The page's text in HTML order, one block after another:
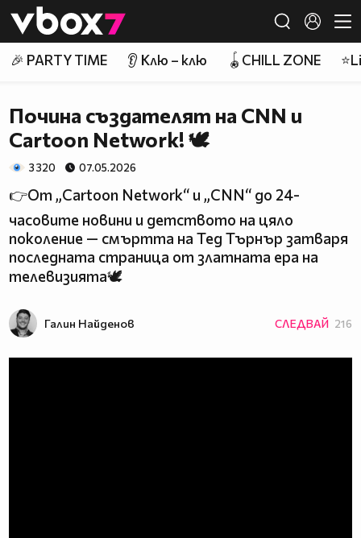
👾
🎉 PARTY TIME 👂 Клю – клю 🪀CHILL ZONE
Почина създателят на CNN и
Cartoon Network! 🕊️
3 320 07.05.2026
👉От „Cartoon Network“ и „CNN“ до 24-
часовите новини и детството на цяло
поколение — смъртта на Тед Търнър затваря
последната страница от златната ера на
телевизията🕊️
Галин Найденов СЛЕДВАЙ 216